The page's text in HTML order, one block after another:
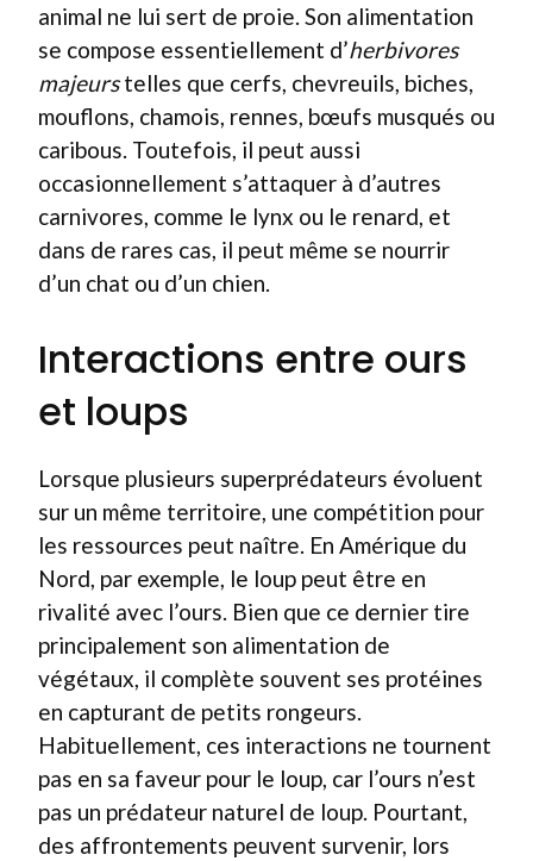
animal ne lui sert de proie. Son alimentation
se compose essentiellement d’herbivores
majeurstelles que cerfs, chevreuils, biches,
mouflons, chamois, rennes, bœufs musqués ou
caribous. Toutefois, il peut aussi
occasionnellement s’attaquer à d’autres
carnivores, comme le lynx ou le renard, et
dans de rares cas, il peut même se nourrir
d’un chat ou d’un chien.
Interactions entre ours
et loups
Lorsque plusieurs superprédateurs évoluent
sur un même territoire, une compétition pour
les ressources peut naître. En Amérique du
Nord, par exemple, le loup peut être en
rivalité avec l’ours. Bien que ce dernier tire
principalement son alimentation de
végétaux, il complète souvent ses protéines
en capturant de petits rongeurs.
Habituellement, ces interactions ne tournent
pas en sa faveur pour le loup, car l’ours n’est
pas un prédateur naturel de loup. Pourtant,
des affrontements peuvent survenir, lors